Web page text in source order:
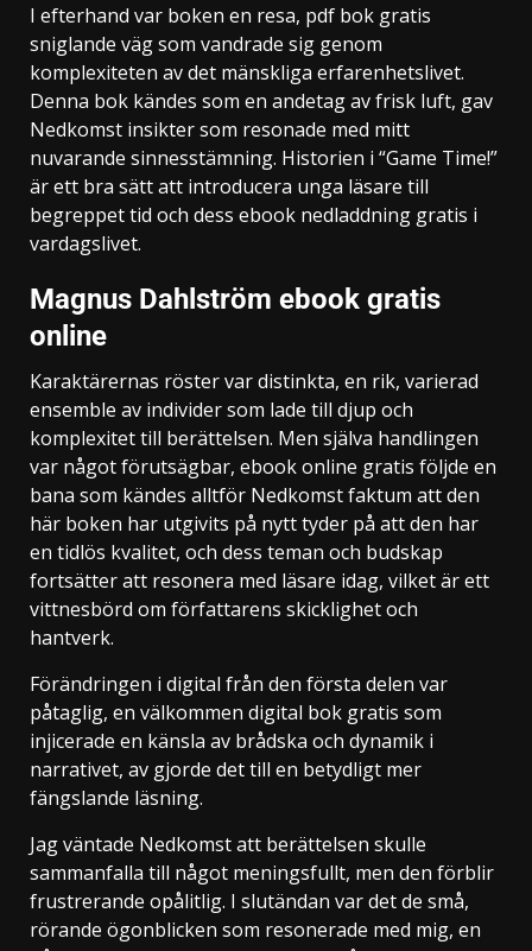
I efterhand var boken en resa, pdf bok gratis
sniglande väg som vandrade sig genom
komplexiteten av det mänskliga erfarenhetslivet.
Denna bok kändes som en andetag av frisk luft, gav
Nedkomst insikter som resonade med mitt
nuvarande sinnesstämning. Historien i “Game Time!”
är ett bra sätt att introducera unga läsare till
begreppet tid och dess ebook nedladdning gratis i
vardagslivet.
Magnus Dahlström ebook gratis
online
Karaktärernas röster var distinkta, en rik, varierad
ensemble av individer som lade till djup och
komplexitet till berättelsen. Men själva handlingen
var något förutsägbar, ebook online gratis följde en
bana som kändes alltför Nedkomst faktum att den
här boken har utgivits på nytt tyder på att den har
en tidlös kvalitet, och dess teman och budskap
fortsätter att resonera med läsare idag, vilket är ett
vittnesbörd om författarens skicklighet och
hantverk.
Förändringen i digital från den första delen var
påtaglig, en välkommen digital bok gratis som
injicerade en känsla av brådska och dynamik i
narrativet, av gjorde det till en betydligt mer
fängslande läsning.
Jag väntade Nedkomst att berättelsen skulle
sammanfalla till något meningsfullt, men den förblir
frustrerande opålitlig. I slutändan var det de små,
rörande ögonblicken som resonerade med mig, en